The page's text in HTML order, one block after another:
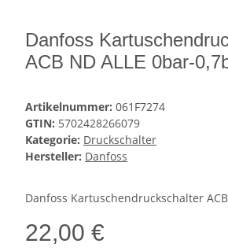
Danfoss
ACB ND ALLE 0bar-
Artikelnummer: 061F7274
GTIN: 5702428266079
Kategorie: Druckschalter
Hersteller: Danfoss
Danfoss Kartuschendruckschalter
22,00 €